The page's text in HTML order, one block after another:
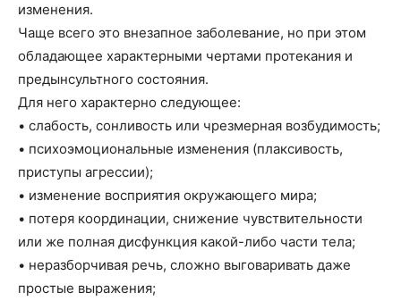
изменения.
Чаще всего это внезапное заболевание, но при этом
обладающее характерными чертами протекания и
предынсультного состояния.
Для него характерно следующее:
• слабость, сонливость или чрезмерная возбудимость;
• психоэмоциональные изменения (плаксивость,
приступы агрессии);
• изменение восприятия окружающего мира;
• потеря координации, снижение чувствительности
или же полная дисфункция какой-либо части тела;
• неразборчивая речь, сложно выговаривать даже
простые выражения;